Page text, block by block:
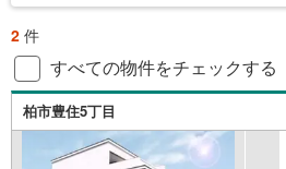
2 件
すべての物件をチェックする
柏市豊住5丁目